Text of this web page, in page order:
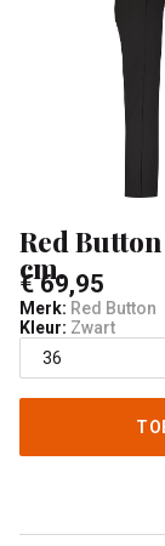
Red
cm.
€ 69,95
Merk: Red Button
Kleur: Zwart